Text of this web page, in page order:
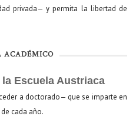
privada— y permita la libertad de
ACADÉMICO
Escuela Austriaca
a doctorado— que se imparte en
cada año.